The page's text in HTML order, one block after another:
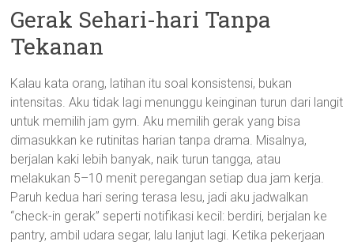
Gerak Sehari-hari Tanpa
Tekanan
Kalau kata orang, latihan itu soal konsistensi, bukan
intensitas. Aku tidak lagi menunggu keinginan turun dari langit
untuk memilih jam gym. Aku memilih gerak yang bisa
dimasukkan ke rutinitas harian tanpa drama. Misalnya,
berjalan kaki lebih banyak, naik turun tangga, atau
melakukan 5–10 menit peregangan setiap dua jam kerja.
Paruh kedua hari sering terasa lesu, jadi aku jadwalkan
“check-in gerak” seperti notifikasi kecil: berdiri, berjalan ke
pantry, ambil udara segar, lalu lanjut lagi. Ketika pekerjaan